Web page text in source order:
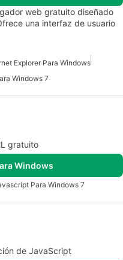
web gratuito diseñado
una interfaz de usuario
Explorer Para Windows
Windows 7
gratuito
Windows
Para Windows 7
de JavaScript